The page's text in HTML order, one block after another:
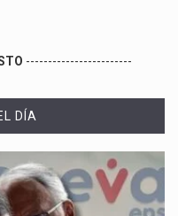
------------------------
DÍA